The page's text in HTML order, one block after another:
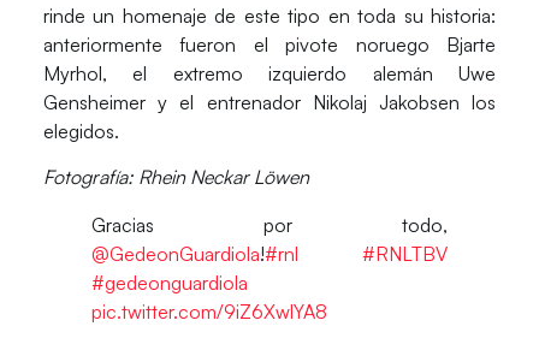
rinde un homenaje de este tipo en toda su historia:
anteriormente fueron el pivote noruego Bjarte
Myrhol, el extremo izquierdo alemán Uwe
Gensheimer y el entrenador Nikolaj Jakobsen los
elegidos.
Fotografía: Rhein Neckar Löwen
Gracias por todo,
@GedeonGuardiola!#rnl
#RNLTBV
#gedeonguardiola
pic.twitter.com/9iZ6XwlYA8